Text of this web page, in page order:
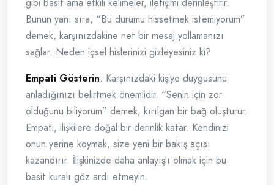
gibi basit ama etkili kelimeler, iletişimi derinleştirir.
Bunun yanı sıra, “Bu durumu hissetmek istemiyorum”
demek, karşınızdakine net bir mesaj yollamanızı
sağlar. Neden içsel hislerinizi gizleyesiniz ki?
Empati Gösterin. Karşınızdaki kişiye duygusunu
anladığınızı belirtmek önemlidir. “Senin için zor
olduğunu biliyorum” demek, kırılgan bir bağ oluşturur.
Empati, ilişkilere doğal bir derinlik katar. Kendinizi
onun yerine koymak, size yeni bir bakış açısı
kazandırır. İlişkinizde daha anlayışlı olmak için bu
basit kuralı göz ardı etmeyin.